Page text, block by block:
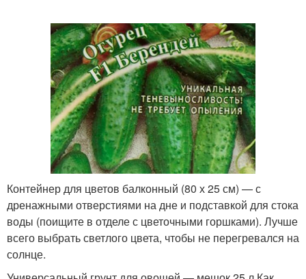
Контейнер для цветов балконный (80 х 25 см) — с
дренажными отверстиями на дне и подставкой для стока
воды (поищите в отделе с цветочными горшками). Лучше
всего выбрать светлого цвета, чтобы не перегревался на
солнце.